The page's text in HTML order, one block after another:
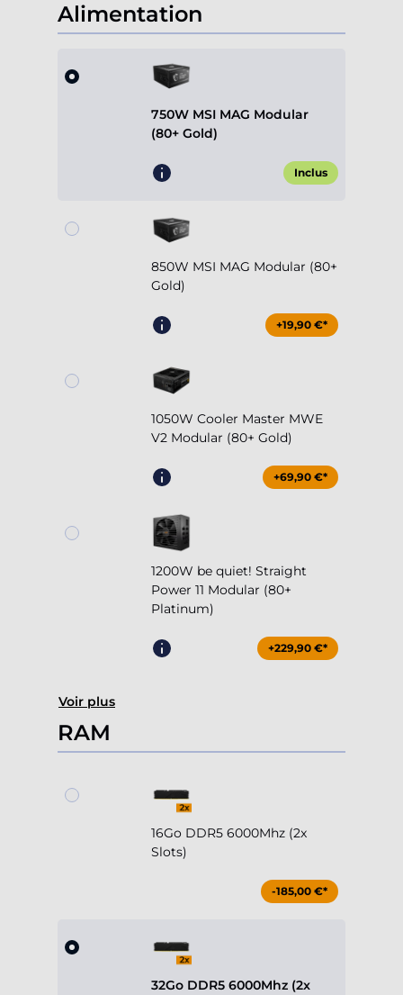
Alimentation
750W MSI MAG Modular
(80+ Gold)
Inclus
850W MSI MAG Modular (80+
Gold)
+19,90 €*
1050W Cooler Master MWE
V2 Modular (80+ Gold)
+69,90 €*
1200W be quiet! Straight
Power 11 Modular (80+
Platinum)
+229,90 €*
Voir plus
RAM
16Go DDR5 6000Mhz (2x
Slots)
-185,00 €*
32Go DDR5 6000Mhz (2x